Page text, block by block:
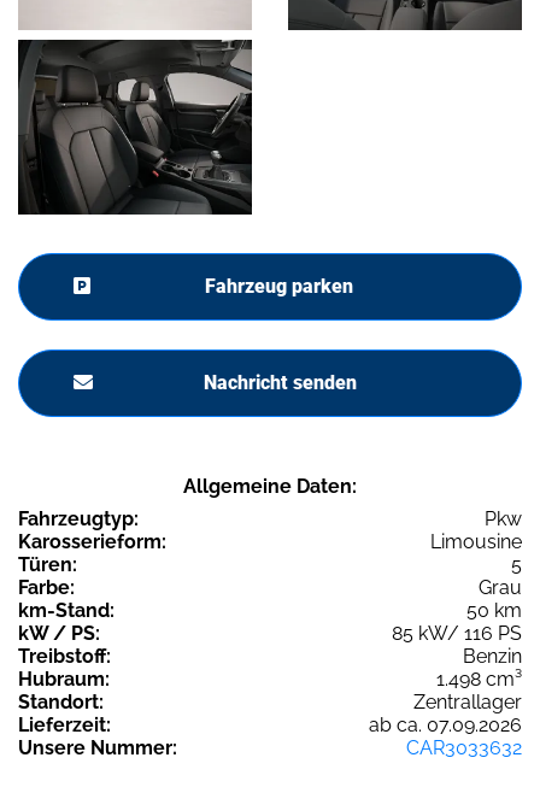
Fahrzeug parken
Nachricht senden
Allgemeine Daten:
Fahrzeugtyp:
Pkw
Karosserieform:
Limousine
Türen:
5
Farbe:
Grau
km-Stand:
50 km
kW / PS:
85 kW/ 116 PS
Treibstoff:
Benzin
Hubraum:
1.498 cm³
Standort:
Zentrallager
Lieferzeit:
ab ca. 07.09.2026
Unsere Nummer:
CAR3033632